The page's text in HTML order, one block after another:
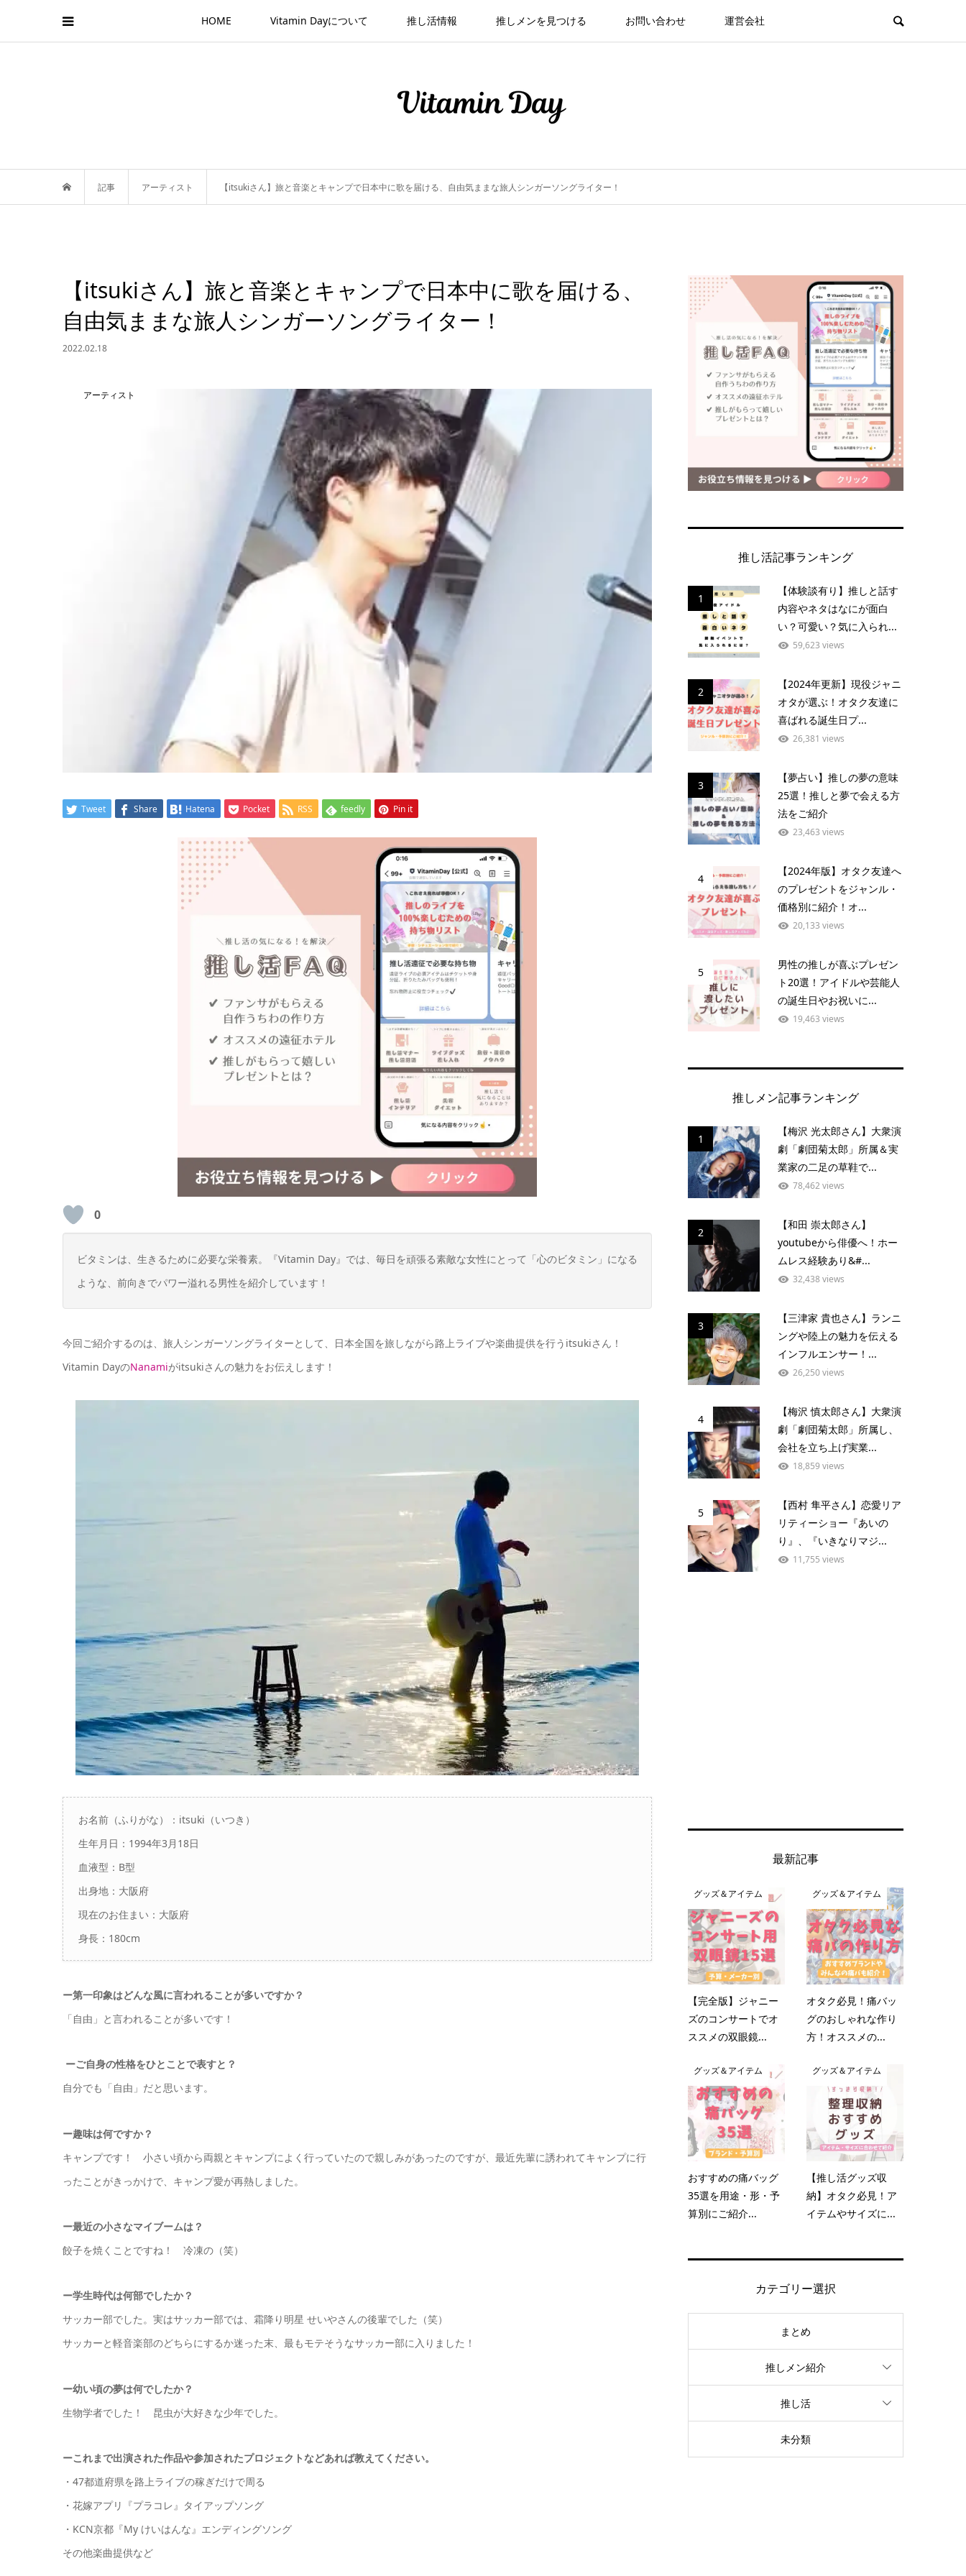
HOME Vitamin Dayについて 推し活情報 推しメンを見つける お問い合わせ 運営会社
記事 アーティスト 【itsukiさん】旅と音楽とキャンプで日本中に歌を届ける、自由気ままな旅人シンガーソングライター！
【itsukiさん】旅と音楽とキャンプで日本中に歌を届ける、
自由気ままな旅人シンガーソングライター！
2022.02.18
アーティスト
Tweet Share Hatena Pocket RSS feedly Pin it
0
ビタミンは、生きるために必要な栄養素。『Vitamin Day』では、毎日を頑張る素敵な女性にとって「心のビタミン」になる
ような、前向きでパワー溢れる男性を紹介しています！
今回ご紹介するのは、旅人シンガーソングライターとして、日本全国を旅しながら路上ライブや楽曲提供を行う itsukiさん！
Vitamin DayのNanamiがitsukiさんの魅力をお伝えします！
お名前（ふりがな）： itsuki（いつき）
生年月日：1994年3月18日
血液型：B型
出身地：大阪府
現在のお住まい：大阪府
身長：180cm
ー第一印象はどんな風に言われることが多いですか？
「自由」と言われることが多いです！
ーご自身の性格をひとことで表すと？
自分でも「自由」だと思います。
ー趣味は何ですか？
キャンプです！ 小さい頃から両親とキャンプによく行っていたので親しみがあったのですが、最近先輩に誘われてキャンプに行
ったことがきっかけで、キャンプ愛が再熱しました。
ー最近の小さなマイブームは？
餃子を焼くことですね！ 冷凍の（笑）
ー学生時代は何部でしたか？
サッカー部でした。実はサッカー部では、霜降り明星 せいやさんの後輩でした（笑）
サッカーと軽音楽部のどちらにするか迷った末、最もモテそうなサッカー部に入りました！
ー幼い頃の夢は何でしたか？
生物学者でした！ 昆虫が大好きな少年でした。
ーこれまで出演された作品や参加されたプロジェクトなどあれば教えてください。
・47都道府県を路上ライブの稼ぎだけで周る
・花嫁アプリ『プラコレ』タイアップソング
・KCN京都『My けいはんな』エンディングソング
その他楽曲提供など
推し活記事ランキング
1
【体験談有り】推しと話す
内容やネタはなにが面白
い？可愛い？気に入られ...
59,623 views
2
【2024年更新】現役ジャニ
オタが選ぶ！オタク友達に
喜ばれる誕生日プ...
26,381 views
3
【夢占い】推しの夢の意味
25選！推しと夢で会える方
法をご紹介
23,463 views
4
【2024年版】オタク友達へ
のプレゼントをジャンル・
価格別に紹介！オ...
20,133 views
5
男性の推しが喜ぶプレゼン
ト20選！アイドルや芸能人
の誕生日やお祝いに...
19,463 views
推しメン記事ランキング
1
【梅沢 光太郎さん】大衆演
劇「劇団菊太郎」所属＆実
業家の二足の草鞋で...
78,462 views
2
【和田 崇太郎さん】
youtubeから俳優へ！ホー
ムレス経験あり&#...
32,438 views
3
【三津家 貴也さん】ランニ
ングや陸上の魅力を伝える
インフルエンサー！...
26,250 views
4
【梅沢 慎太郎さん】大衆演
劇「劇団菊太郎」所属し、
会社を立ち上げ実業...
18,859 views
5
【西村 隼平さん】恋愛リア
リティーショー『あいの
り』、『いきなりマジ...
11,755 views
最新記事
グッズ＆アイテム
【完全版】ジャニー
ズのコンサートでオ
ススメの双眼鏡...
グッズ＆アイテム
オタク必見！痛バッ
グのおしゃれな作り
方！オススメの...
グッズ＆アイテム
おすすめの痛バッグ
35選を用途・形・予
算別にご紹介...
グッズ＆アイテム
【推し活グッズ収
納】オタク必見！ア
イテムやサイズに...
カテゴリー選択
まとめ
推しメン紹介
推し活
未分類